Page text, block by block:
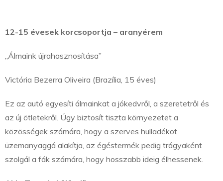
12-15 évesek korcsoportja – aranyérem
„Álmaink újrahasznosítása”
Victória Bezerra Oliveira (Brazília, 15 éves)
Ez az autó egyesíti álmainkat a jókedvről, a szeretetről és
az új ötletekről. Úgy biztosít tiszta környezetet a
közösségek számára, hogy a szerves hulladékot
üzemanyaggá alakítja, az égéstermék pedig trágyaként
szolgál a fák számára, hogy hosszabb ideig élhessenek.